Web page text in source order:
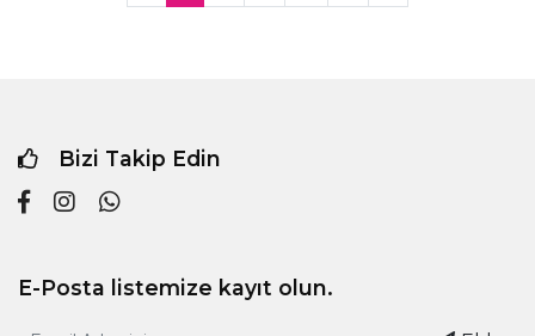
Bizi Takip Edin
E-Posta listemize kayıt olun.